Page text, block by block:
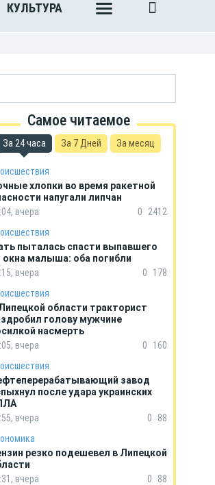
КУЛЬТУРА
Самое читаемое
За 24 часа За 7 Дней За месяц
хлопки во время ракетной
напугали липчан
вчера
0
2412
пыталась спасти выпавшего
окна малыша: оба погибли
вчера
0
178
области тракторист
голову мужчине
насмерть
вчера
0
160
завод
после удара украинских
вчера
0
88
резко подешевел в Липецкой
вчера
0 88